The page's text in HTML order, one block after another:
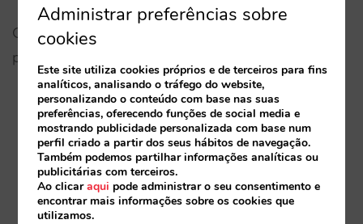
Crie os seus extras na secção “Extras” do menu
principal da extranet:
Textos:Para além do nome do extra, pode
utilizar uma legenda para indicar uma boa razão
para comprá-lo (não repita as palavras que
utilizou no nome!). Na descrição, deve ser capaz
de motivar o cliente, tornando o extra mais
Administrar preferências sobre
cookies
Este site utiliza cookies próprios e de terceiros para fins
analíticos, analisando o tráfego do website,
personalizando o conteúdo com base nas suas
preferências, oferecendo funções de social media e
mostrando publicidade personalizada com base num
perfil criado a partir dos seus hábitos de navegação.
Também podemos partilhar informações analíticas ou
publicitárias com terceiros.
Ao clicaraqui pode administrar o seu consentimento e
encontrar mais informações sobre os cookies que
utilizamos.